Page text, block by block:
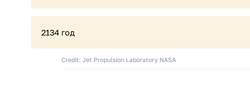
2134 год
Credit: Jet Propulsion Laboratory NASA